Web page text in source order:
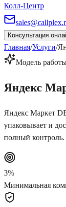
Колл-Центр
Консультация
Главная/Услуги/
Модель
Яндекс
Яндекс Маркет
упаковывает и
полный контроль.
3%
Минимальная